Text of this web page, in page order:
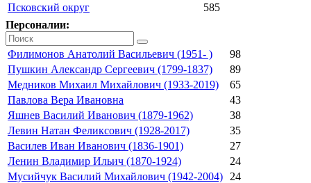
Псковский округ
585
Персоналии:
Филимонов Анатолий Васильевич (1951- )
98
Пушкин Александр Сергеевич (1799-1837)
89
Медников Михаил Михайлович (1933-2019)
65
Павлова Вера Ивановна
43
Яшнев Василий Иванович (1879-1962)
38
Левин Натан Феликсович (1928-2017)
35
Василев Иван Иванович (1836-1901)
27
Ленин Владимир Ильич (1870-1924)
24
Мусийчук Василий Михайлович (1942-2004)
24